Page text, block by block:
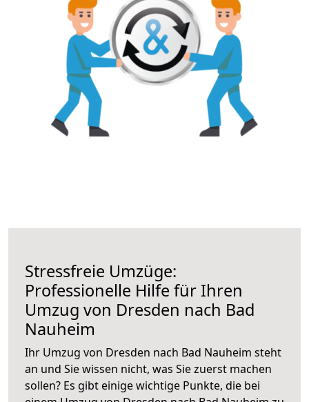
Stressfreie Umzüge:
Professionelle Hilfe für Ihren
Umzug von Dresden nach Bad
Nauheim
Ihr Umzug von Dresden nach Bad Nauheim steht
an und Sie wissen nicht, was Sie zuerst machen
sollen? Es gibt einige wichtige Punkte, die bei